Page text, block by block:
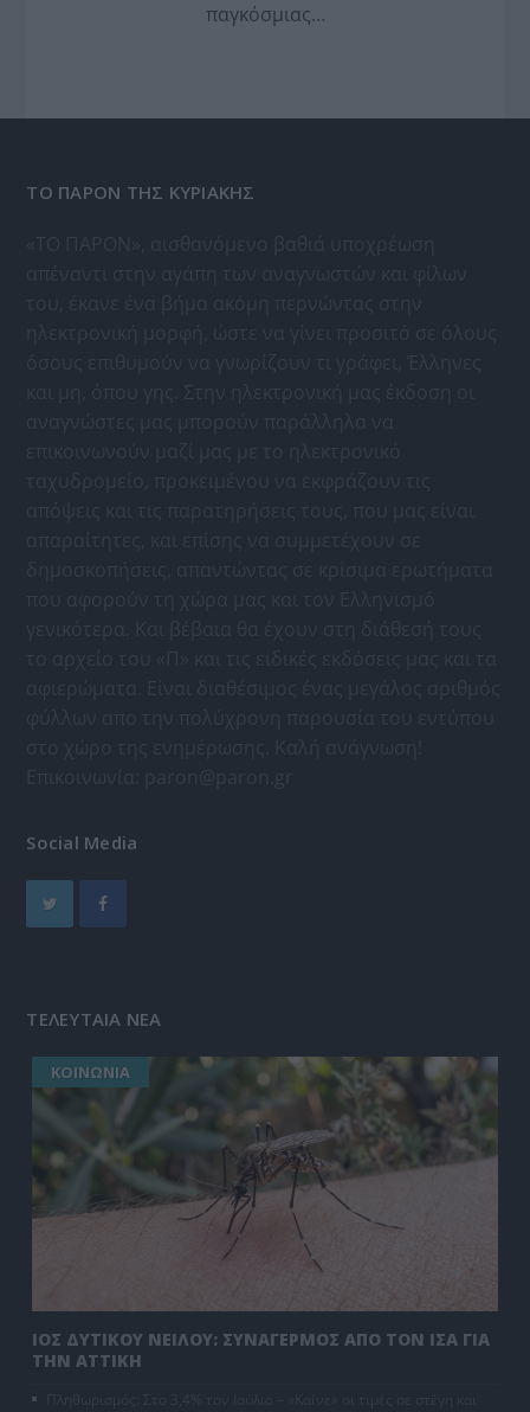
παγκόσμιας…
ΤΟ ΠΑΡΟΝ ΤΗΣ ΚΥΡΙΑΚΗΣ
Social Media
ΤΕΛΕΥΤΑΙΑ ΝΕΑ
ΚΟΙΝΩΝΙΑ
ΙΟΣ ΔΥΤΙΚΟΥ ΝΕΙΛΟΥ: ΣΥΝΑΓΕΡΜΟΣ ΑΠΟ ΤΟΝ ΙΣΑ ΓΙΑ
ΤΗΝ ΑΤΤΙΚΗ